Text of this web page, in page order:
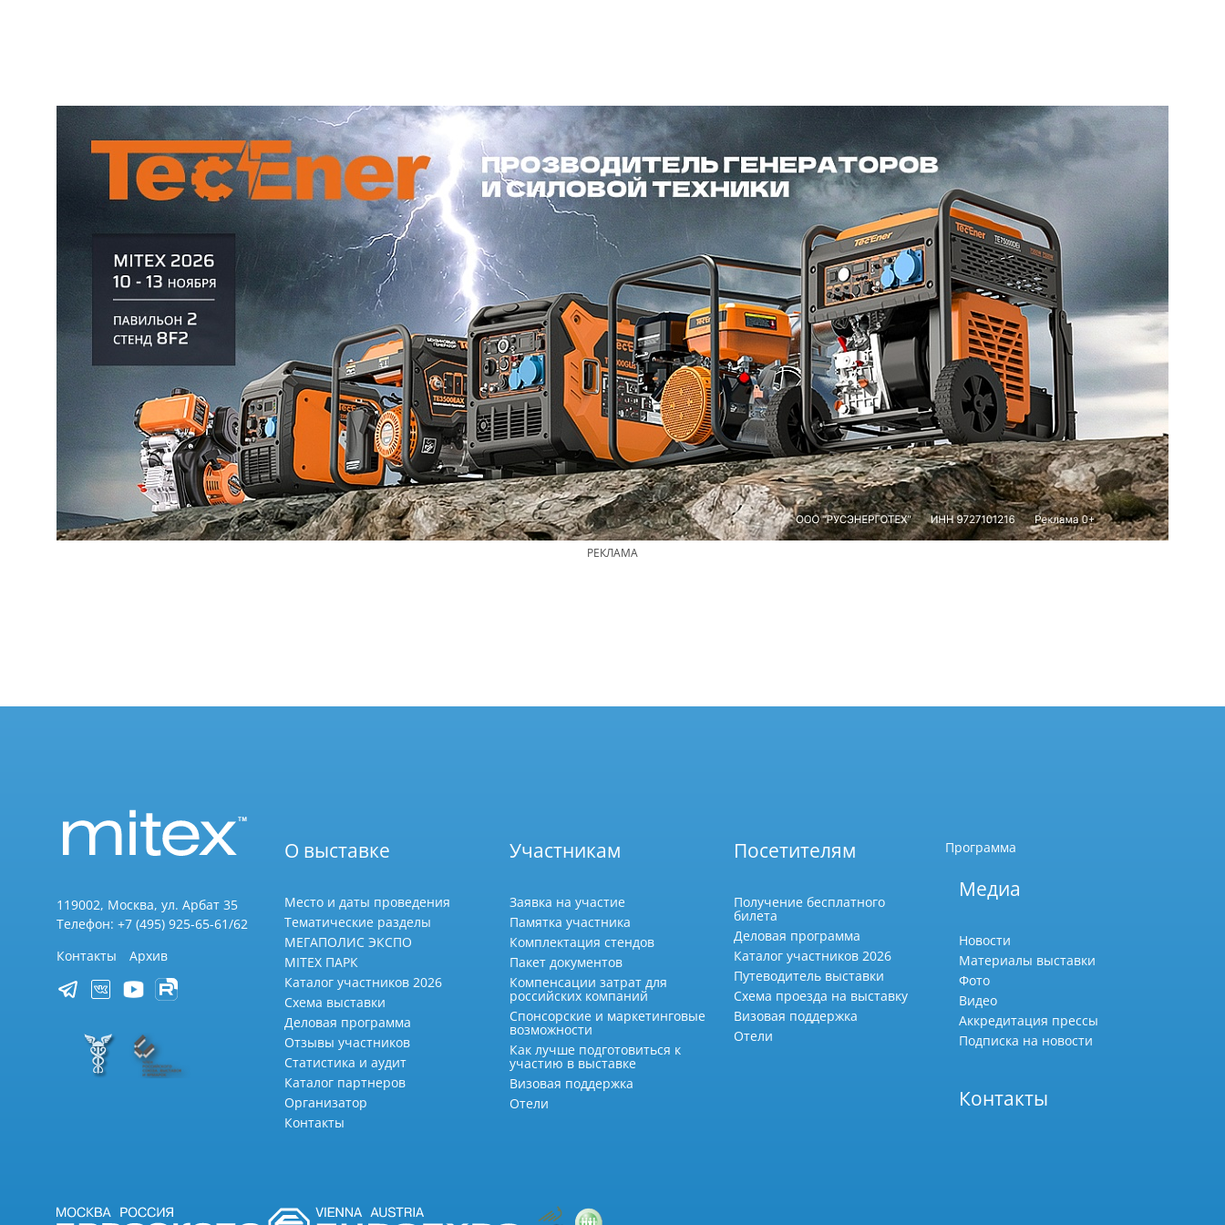
РЕКЛАМА
119002, Москва, ул. Арбат 35
Телефон: +7 (495) 925-65-61/62
Контакты
Архив
О выставке
Место и даты проведения
Тематические разделы
МЕГАПОЛИС ЭКСПО
MITEX ПАРК
Каталог участников 2026
Схема выставки
Деловая программа
Отзывы участников
Статистика и аудит
Каталог партнеров
Организатор
Контакты
Участникам
Заявка на участие
Памятка участника
Комплектация стендов
Пакет документов
Компенсации затрат для
российских компаний
Спонсорские и маркетинговые
возможности
Как лучше подготовиться к
участию в выставке
Визовая поддержка
Отели
Посетителям
Получение бесплатного
билета
Деловая программа
Каталог участников 2026
Путеводитель выставки
Схема проезда на выставку
Визовая поддержка
Отели
Программа
Медиа
Новости
Материалы выставки
Фото
Видео
Аккредитация прессы
Подписка на новости
Контакты